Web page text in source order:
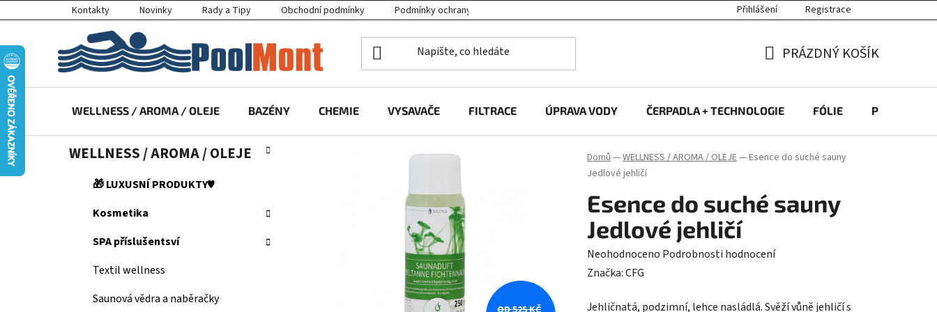
na
Kontakty Novinky Rady a Tipy Obchodní podmínky Podmínky ochrany osobních údajů Přihlášení Registrace
KOŠÍK
PRÁZDNÝ KOŠÍK
WELLNESS / AROMA / OLEJE BAZÉNY CHEMIE VYSAVAČE FILTRACE ÚPRAVA VODY ČERPADLA + TECHNOLOGIE FÓLIE
kategorie
WELLNESS / AROMA / OLEJE
🎁 LUXUSNÍ PRODUKTY♥️
Kosmetika
SPA příslušentsví
Textil wellness
Saunová vědra a naběračky
Domů—WELLNESS / AROMA / OLEJE—Esence do suché sauny
Jedlové jehličí
Esence do suché sauny
Jedlové jehličí
Průměrné
hodnocení
Neohodnoceno Podrobnosti hodnocení
Značka:CFG
Jehličnatá, podzimní, lehce nasládlá. Svěží vůně jehličí s